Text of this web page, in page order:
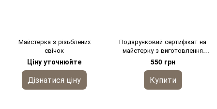
Майстерка з різьблених
свічок
Ціну уточнюйте
Дізнатися ціну
Подарунковий сертифікат на
майстерку з виготовлення
свічок
550 грн
Купити